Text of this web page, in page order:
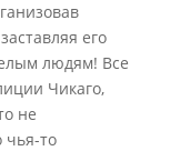
его
людям! Все
Чикаго,
не
чья-то